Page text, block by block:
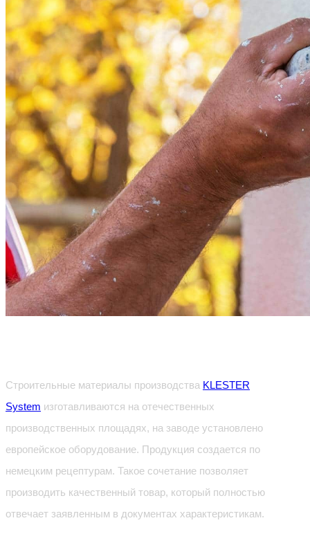
Строительные материалы производства KLESTER
System изготавливаются на отечественных
производственных площадях, на заводе установлено
европейское оборудование. Продукция создается по
немецким рецептурам. Такое сочетание позволяет
производить качественный товар, который полностью
отвечает заявленным в документах характеристикам.